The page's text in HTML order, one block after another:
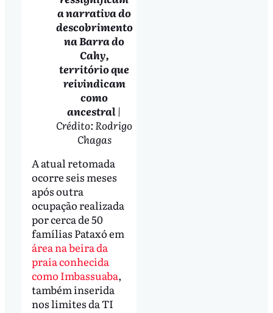
a narrativa do
descobrimento
na Barra do
Cahy,
território que
reivindicam
como
ancestral |
Crédito: Rodrigo
Chagas
A atual retomada
ocorre seis meses
após outra
ocupação realizada
por cerca de 50
famílias Pataxó em
área na beira da
praia conhecida
como Imbassuaba,
também inserida
nos limites da TI